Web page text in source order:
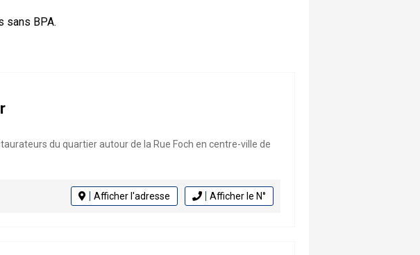
sans BPA.
du quartier autour de la Rue Foch en centre-ville de
Afficher l'adresse Afficher le N°